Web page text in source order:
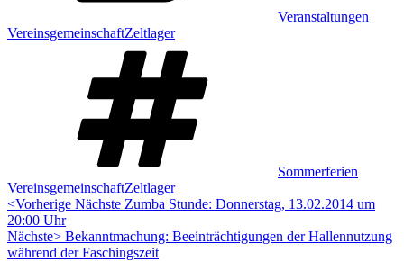
Veranstaltungen
Vereinsgemeinschaft,Zeltlager
Sommerferien
Vereinsgemeinschaft,Zeltlager
Beitragsnavigation
<Vorherige Vorheriger
Nächste Zumba Stunde: Donnerstag, 13.02.2014 um
20:00 Uhr
Nächste> Nächster
Beitrag:
Bekanntmachung: Beeinträchtigungen der Hallennutzung
während der Faschingszeit